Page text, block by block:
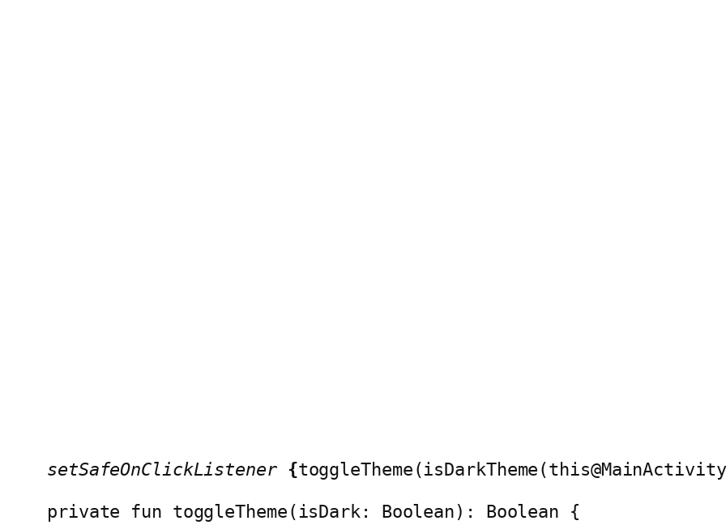
setSafeOnClickListener {
private fun toggleTheme(isDark: Boolean): Boolean {